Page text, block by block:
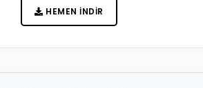
HEMEN İNDIR